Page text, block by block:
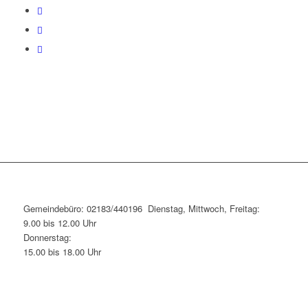
Gemeindebüro: 02183/440196 Dienstag, Mittwoch, Freitag:
9.00 bis 12.00 Uhr
Donnerstag:
15.00 bis 18.00 Uhr